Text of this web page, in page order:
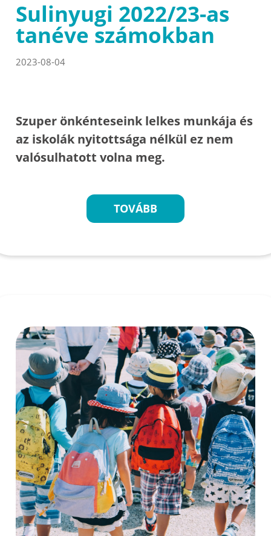
Sulinyugi 2022/23-as
tanéve számokban
2023-08-04
Szuper önkénteseink lelkes munkája és
az iskolák nyitottsága nélkül ez nem
valósulhatott volna meg.
TOVÁBB